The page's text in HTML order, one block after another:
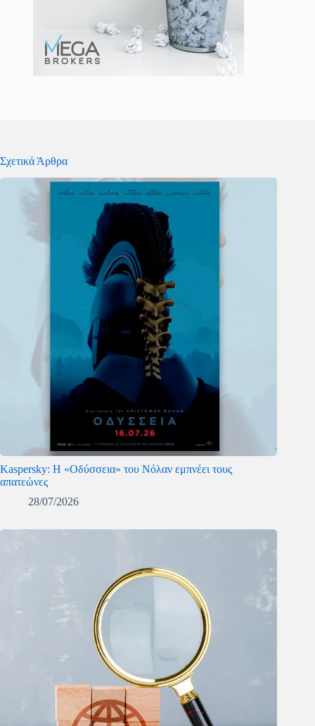
Σχετικά Άρθρα
Kaspersky: Η «Οδύσσεια» του Νόλαν εμπνέει τους
απατεώνες
28/07/2026